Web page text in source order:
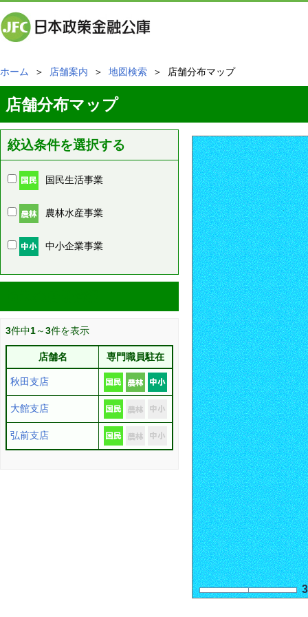
ホーム ＞ 店舗案内 ＞ 地図検索 ＞ 店舗分布マップ
店舗分布マップ
絞込条件を選択する
国民生活事業
農林水産事業
中小企業事業
3件中1～3件を表示
店舗名 専門職員駐在
秋田支店
大館支店
弘前支店